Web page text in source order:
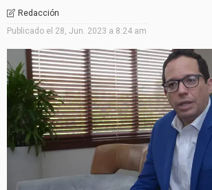
Redacción
Publicado el 28, Jun. 2023 a 8:24 am